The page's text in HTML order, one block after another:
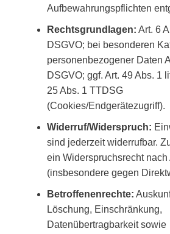
Aufbewahrungspflichten
Rechtsgrundlagen: Art. 6
DSGVO; bei besonderen
personenbezogener Daten
DSGVO; ggf. Art. 49 Abs. 1
25 Abs. 1 TTDSG
(Cookies/Endgerätezugriff).
Widerruf/Widerspruch:
sind jederzeit widerrufbar.
ein Widerspruchsrecht nach
(insbesondere gegen
Betroffenenrechte:
Löschung, Einschränkung,
Datenübertragbarkeit sowie